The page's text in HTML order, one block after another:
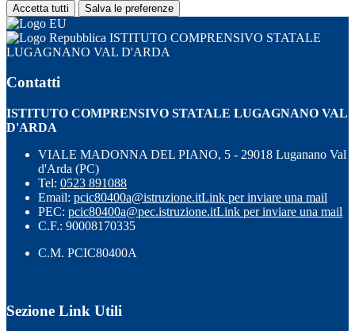
Accetta tutti Salva le preferenze
ISTITUTO COMPRENSIVO STATALE
LUGAGNANO VAL D'ARDA
Contatti
ISTITUTO COMPRENSIVO STATALE LUGAGNANO VAL
D'ARDA
VIALE MADONNA DEL PIANO, 5 - 29018 Luganano Val
d'Arda (PC)
Tel: 0523 891088
Email: pcic80400a@istruzione.itLink per inviare una mail
PEC: pcic80400a@pec.istruzione.itLink per inviare una mail
C.F.: 90008170335
C.M. PCIC80400A
Sezione Link Utili